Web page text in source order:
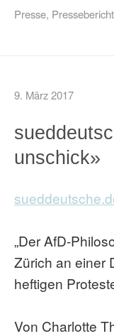
Presse,
9. März 2017
unschick»
„Der AfD-
Zürich an einer
heftigen
Von Charlotte